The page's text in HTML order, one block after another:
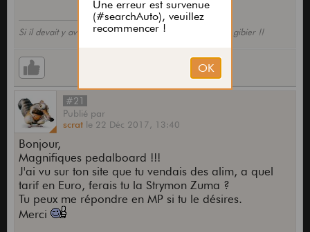
Si il devait y avoir une chasse aux cons ici...y aurait du gibier !!
#21
Publié par
scrat le 22 Déc 2017, 13:40
Bonjour,
Magnifiques pedalboard !!!
J'ai vu sur ton site que tu vendais des alim, a quel
tarif en Euro, ferais tu la Strymon Zuma ?
Tu peux me répondre en MP si tu le désires.
Merci